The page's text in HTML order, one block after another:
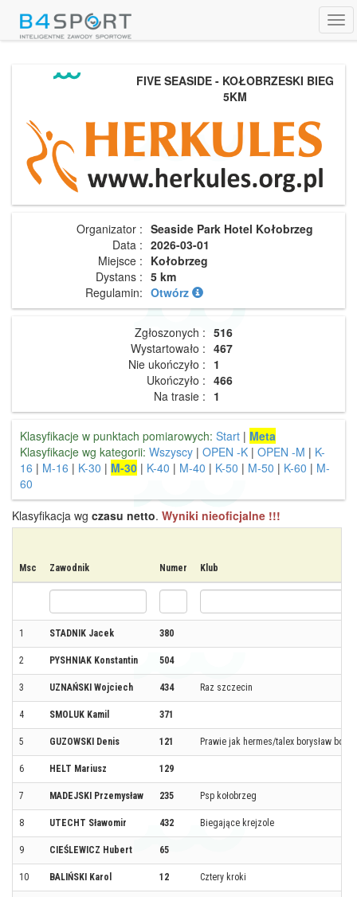
FIVE SEASIDE - KOŁOBRZESKI BIEG
5KM
Organizator : Seaside Park Hotel Kołobrzeg
Data : 2026-03-01
Miejsce : Kołobrzeg
Dystans : 5 km
Regulamin: Otwórz
Zgłoszonych : 516
Wystartowało : 467
Nie ukończyło : 1
Ukończyło : 466
Na trasie : 1
Klasyfikacje w punktach pomiarowych: Start | Meta
Klasyfikacje wg kategorii: Wszyscy | OPEN -K | OPEN -M | K-
16 | M-16 | K-30 | M-30 | K-40 | M-40 | K-50 | M-50 | K-60 | M-
60
Klasyfikacja wg czasu netto. Wyniki nieoficjalne !!!
Msc Zawodnik Numer Klub
1 STADNIK Jacek 380
2 PYSHNIAK Konstantin 504
3 UZNAŃSKI Wojciech 434 Raz szczecin
4 SMOLUK Kamil 371
5 GUZOWSKI Denis 121 Prawie jak hermes/talex borysław
6 HELT Mariusz 129
7 MADEJSKI Przemysław 235 Psp kołobrzeg
8 UTECHT Sławomir 432 Biegające krejzole
9 CIEŚLEWICZ Hubert 65
10 BALIŃSKI Karol 12 Cztery kroki